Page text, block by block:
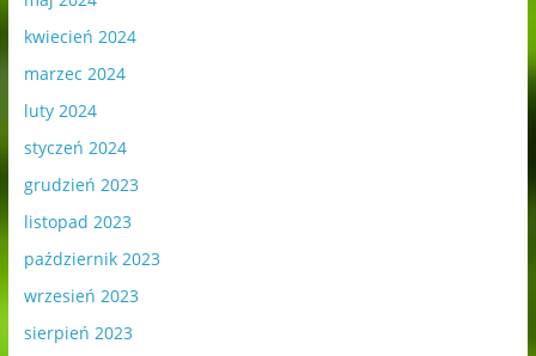
kwiecień 2024
marzec 2024
luty 2024
styczeń 2024
grudzień 2023
listopad 2023
październik 2023
wrzesień 2023
sierpień 2023